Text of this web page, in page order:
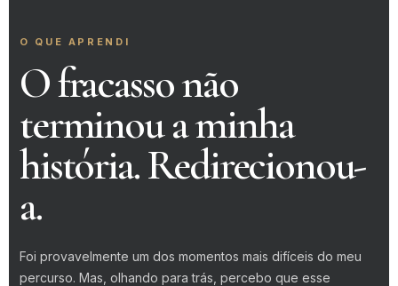
O QUE APRENDI
O fracasso não
terminou a minha
história. Redirecionou-
a.
Foi provavelmente um dos momentos mais difíceis do meu
percurso. Mas, olhando para trás, percebo que esse